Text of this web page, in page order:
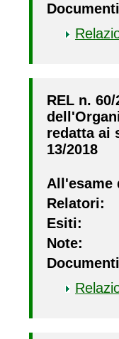
REL n.
redatta ai
13/2018
All'esame
Relatori:
Esiti:
Note: